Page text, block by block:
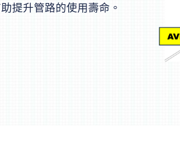
提升管路的使用壽命。